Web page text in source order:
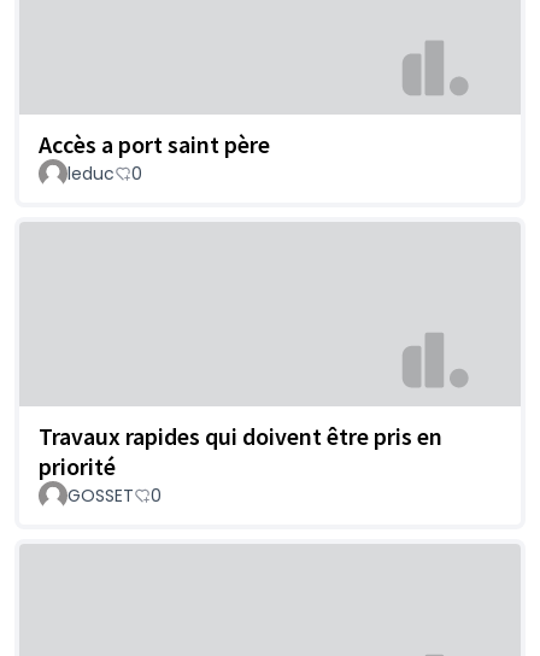
Accès a port saint père
leduc 0
Travaux rapides qui doivent être pris en
priorité
GOSSET 0